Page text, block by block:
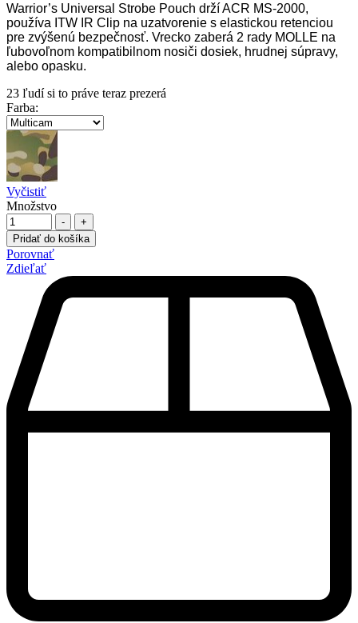
Warrior’s Universal Strobe Pouch drží ACR MS-2000,
používa ITW IR Clip na uzatvorenie s elastickou retenciou
pre zvýšenú bezpečnosť. Vrecko zaberá 2 rady MOLLE na
ľubovoľnom kompatibilnom nosiči dosiek, hrudnej súpravy,
alebo opasku.
23 ľudí si to práve teraz prezerá
Farba:
Vyčistiť
Množstvo
-
+
Pridať do košíka
Porovnať
Zdieľať